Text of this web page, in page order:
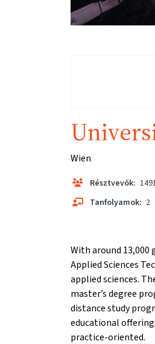
Wien
Résztvevők:
Tanfolyamok: 2
With around 13,000
Applied Sciences
applied sciences.
master’s degree
distance study
educational
practice-oriented.